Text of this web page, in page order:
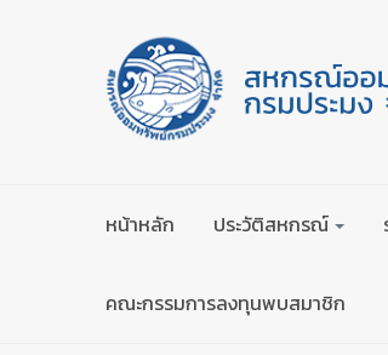
หน้าหลัก ประวัติสหกรณ์
คณะกรรมการลงทุนพบสมาชิก